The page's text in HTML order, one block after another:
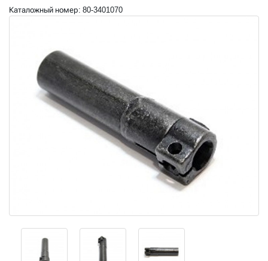
Каталожный номер: 80-3401070